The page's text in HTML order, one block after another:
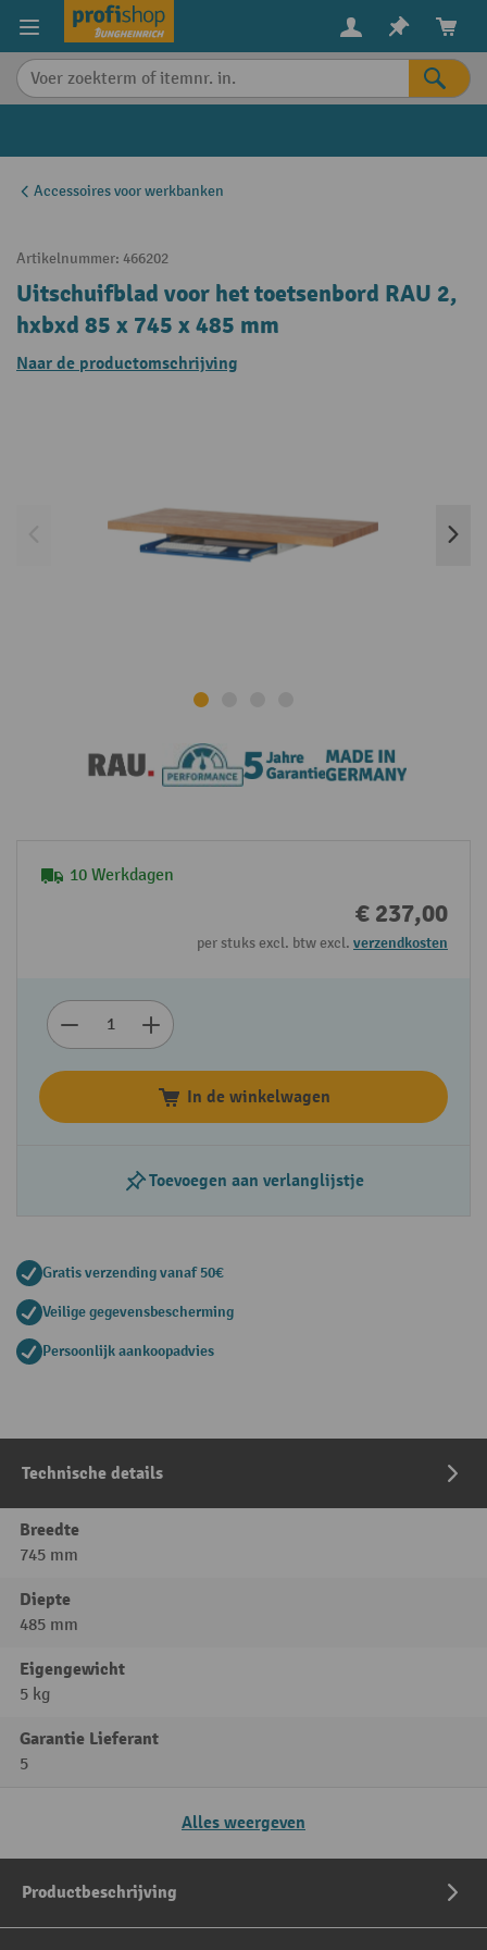
content
Accessoires voor werkbanken
Artikelnummer: 466202
Uitschuifblad voor het toetsenbord RAU 2,
hxbxd 85 x 745 x 485 mm
Naar de productomschrijving
10 Werkdagen
€ 237,00
per stuks excl. btw excl. verzendkosten
In de winkelwagen
Toevoegen aan verlanglijstje
Gratis verzending vanaf 50€
Veilige gegevensbescherming
Persoonlijk aankoopadvies
Technische details
Breedte
745 mm
Diepte
485 mm
Eigengewicht
5 kg
Garantie Lieferant
5
Alles weergeven
Productbeschrijving